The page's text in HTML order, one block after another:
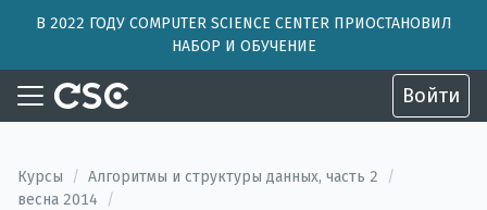
В 2022 ГОДУ COMPUTER SCIENCE CENTER ПРИОСТАНОВИЛ
НАБОР И ОБУЧЕНИЕ
Войти
Курсы / Алгоритмы и структуры данных, часть 2
/
весна 2014
/